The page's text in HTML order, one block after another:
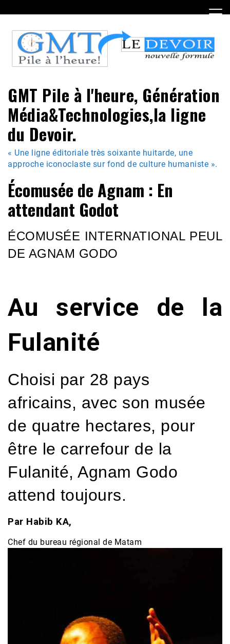
to
content
GMT Pile à l'heure, Génération
Média&Technologies,la ligne
du Devoir.
« Une ligne éditoriale très soixante huitarde, une
approche iconoclaste sur fond de culture humaniste ».
Écomusée de Agnam : En
attendant Godot
ÉCOMUSÉE INTERNATIONAL PEUL
DE AGNAM GODO
Au service de la
Fulanité
Choisi par 28 pays
africains, avec son musée
de quatre hectares, pour
être le carrefour de la
Fulanité, Agnam Godo
attend toujours.
Par Habib KA,
Chef du bureau régional de Matam